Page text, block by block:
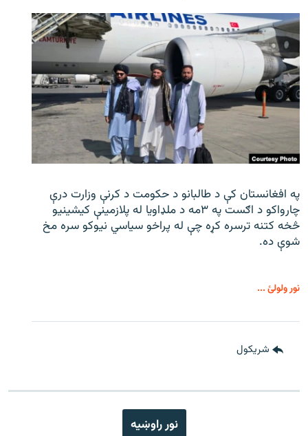
په افغانستان کې د طالبانو د حکومت د کرنې وزارت درې
چارواکو د اګست په ۳مه د ملډاویا له پلازمینې کیشینیو
څخه کتنه ترسره کړه چې له پراخو سیاسي نیوکو سره مخ
شوې ده.
نور ولولئ ...
شريکول
نور راوښيه